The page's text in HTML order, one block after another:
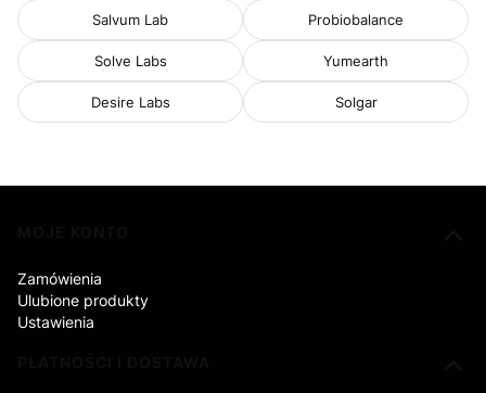
Salvum Lab Probiobalance
Solve Labs Yumearth
Desire Labs Solgar
Zamówienia
Ulubione produkty
Ustawienia